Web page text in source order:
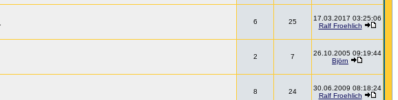
6 25
17.03.2017 03:25:06
Ralf Froehlich
2 7
26.10.2005 09:19:44
Björn
8 24
30.06.2009 08:18:24
Ralf Froehlich